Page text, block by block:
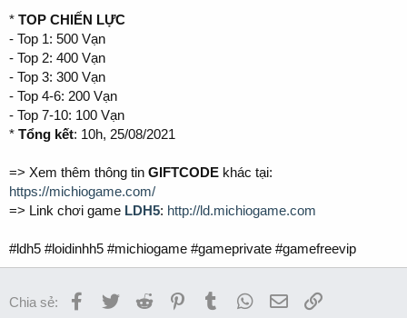
* TOP CHIẾN LỰC
- Top 1: 500 Vạn
- Top 2: 400 Vạn
- Top 3: 300 Vạn
- Top 4-6: 200 Vạn
- Top 7-10: 100 Vạn
* Tổng kết: 10h, 25/08/2021
=> Xem thêm thông tin GIFTCODE khác tại:
https://michiogame.com/
=> Link chơi game LDH5: http://ld.michiogame.com
#ldh5 #loidinhh5 #michiogame #gameprivate #gamefreevip
Chia sẻ: Facebook
TwitterReddit PinterestTumblrWhatsApp
EmailLink